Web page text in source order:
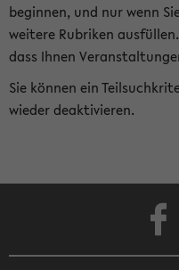
beginnen, und nur wenn
weitere Rubriken
dass Ihnen
Sie können ein
wieder deaktivieren.